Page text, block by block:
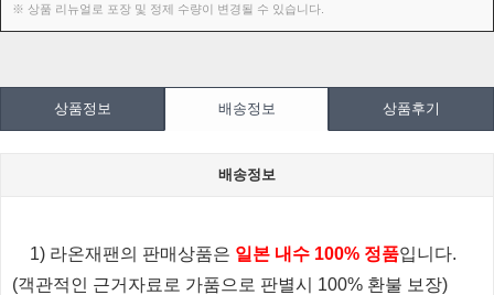
※ 상품 리뉴얼로 포장 및 정제 수량이 변경될 수 있습니다.
상품정보 배송정보 상품후기
배송정보
1) 라온재팬의 판매상품은 일본 내수 100% 정품입니다.
(객관적인 근거자료로 가품으로 판별시 100% 환불 보장)